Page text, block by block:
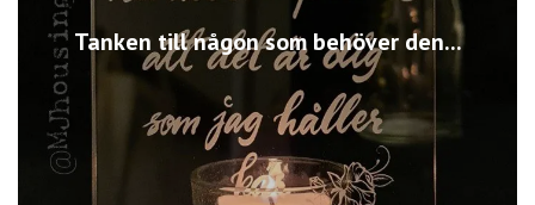
Tanken till någon som behöver den...